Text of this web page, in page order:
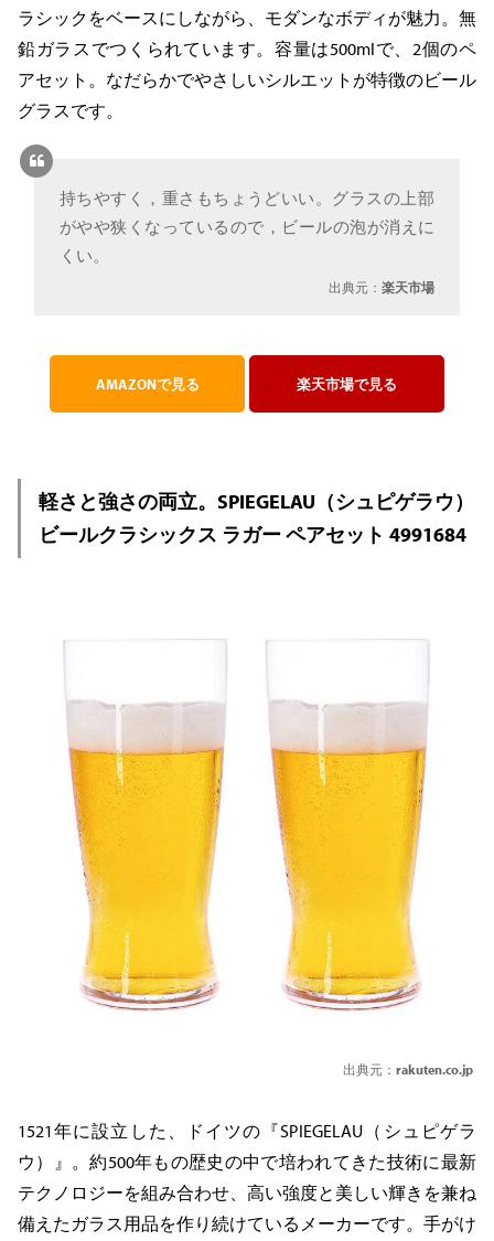
ラシックをベースにしながら、モダンなボディが魅力。無
鉛ガラスでつくられています。容量は500mlで、2個のペ
アセット。なだらかでやさしいシルエットが特徴のビール
グラスです。
持ちやすく，重さもちょうどいい。グラスの上部
がやや狭くなっているので，ビールの泡が消えに
くい。
出典元：楽天市場
AMAZONで見る 楽天市場で見る
軽さと強さの両立。SPIEGELAU（シュピゲラウ）
ビールクラシックス ラガー ペアセット 4991684
出典元： rakuten.co.jp
1521年に設立した、ドイツの『SPIEGELAU（シュピゲラ
ウ）』。約500年もの歴史の中で培われてきた技術に最新
テクノロジーを組み合わせ、高い強度と美しい輝きを兼ね
備えたガラス用品を作り続けているメーカーです。手がけ